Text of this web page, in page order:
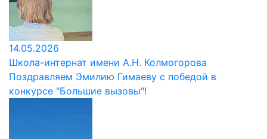
14.05.2026
Школа-интернат имени А.Н. Колмогорова
Поздравляем Эмилию Гимаеву с победой в
конкурсе "Большие вызовы"!